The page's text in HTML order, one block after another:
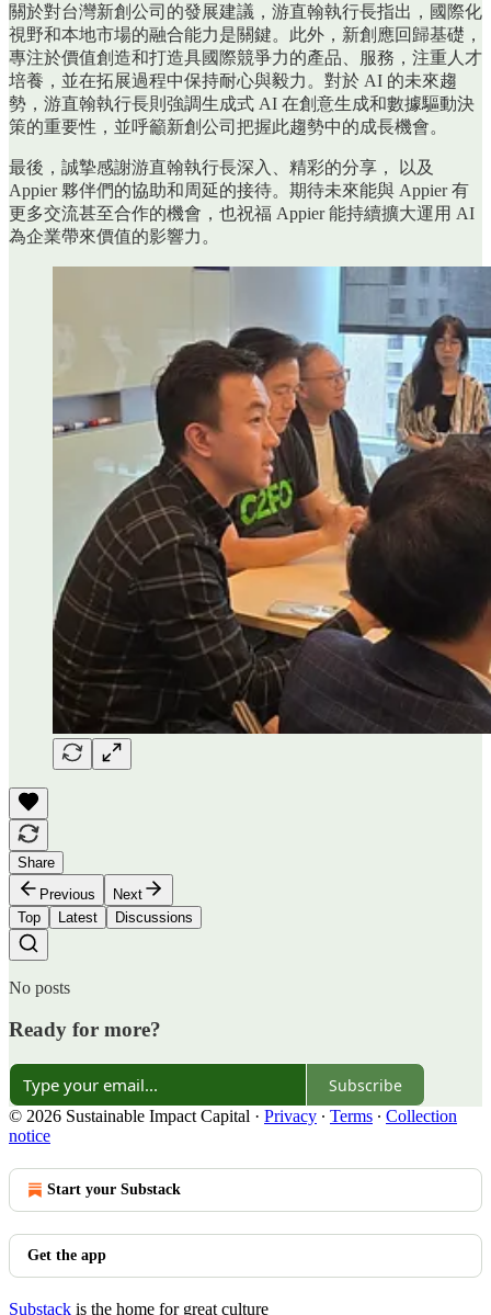
關於對台灣新創公司的發展建議，游直翰執行長指出，國際化
視野和本地市場的融合能力是關鍵。此外，新創應回歸基礎，
專注於價值創造和打造具國際競爭力的產品、服務，注重人才
培養，並在拓展過程中保持耐心與毅力。對於 AI 的未來趨
勢，游直翰執行長則強調生成式 AI 在創意生成和數據驅動決
策的重要性，並呼籲新創公司把握此趨勢中的成長機會。
最後，誠摯感謝游直翰執行長深入、精彩的分享， 以及
Appier 夥伴們的協助和周延的接待。期待未來能與 Appier 有
更多交流甚至合作的機會，也祝福 Appier 能持續擴大運用 AI
為企業帶來價值的影響力。
Share
Previous
Next
Top
Latest Discussions
No posts
Ready for more?
Subscribe
© 2026 Sustainable Impact Capital · Privacy ∙ Terms ∙ Collection
notice
Start your Substack
Get the app
Substack is the home for great culture